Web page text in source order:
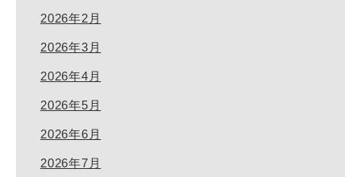
2026年2月
2026年3月
2026年4月
2026年5月
2026年6月
2026年7月